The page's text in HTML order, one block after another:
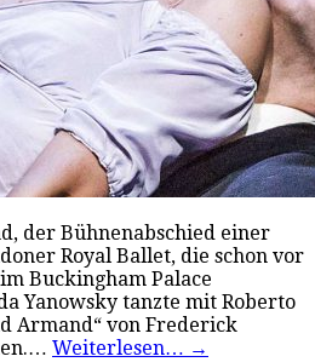
der Bühnenabschied einer
Royal Ballet, die schon vor
Buckingham Palace
Yanowsky tanzte mit Roberto
Armand“ von Frederick
Weiterlesen… →